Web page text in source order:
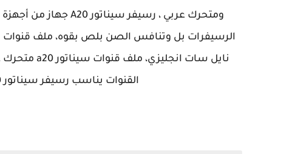
القنوات يناسب رسيفر سيناتور a10 ملف قنوات معالج GX660S.